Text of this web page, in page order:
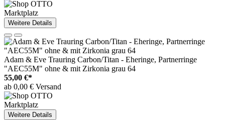
Marktplatz
Weitere Details
Adam & Eve Trauring Carbon/Titan - Eheringe, Partnerringe
"AEC55M" ohne & mit Zirkonia grau 64
55,00 €*
ab 0,00 € Versand
Marktplatz
Weitere Details